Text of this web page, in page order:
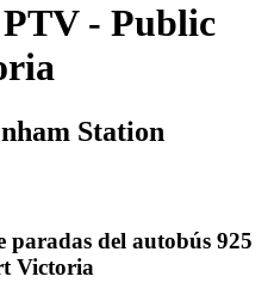
PTV - Public
Station
paradas del autobús 925
Victoria